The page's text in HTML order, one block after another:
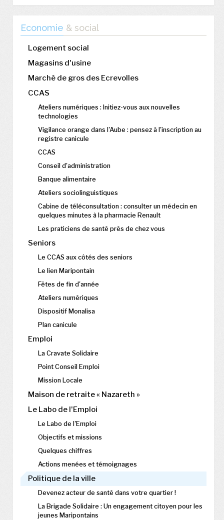
Economie & social
Logement social
Magasins d'usine
Marché de gros des Ecrevolles
CCAS
Ateliers numériques : Initiez-vous aux nouvelles
technologies
Vigilance orange dans l'Aube : pensez à l'inscription au
registre canicule
CCAS
Conseil d'administration
Banque alimentaire
Ateliers sociolinguistiques
Cabine de téléconsultation : consulter un médecin en
quelques minutes à la pharmacie Renault
Les praticiens de santé près de chez vous
Seniors
Le CCAS aux côtés des seniors
Le lien Maripontain
Fêtes de fin d'année
Ateliers numériques
Dispositif Monalisa
Plan canicule
Emploi
La Cravate Solidaire
Point Conseil Emploi
Mission Locale
Maison de retraite « Nazareth »
Le Labo de l'Emploi
Le Labo de l'Emploi
Objectifs et missions
Quelques chiffres
Actions menées et témoignages
Politique de la ville
Devenez acteur de santé dans votre quartier !
La Brigade Solidaire : Un engagement citoyen pour les
jeunes Maripontains